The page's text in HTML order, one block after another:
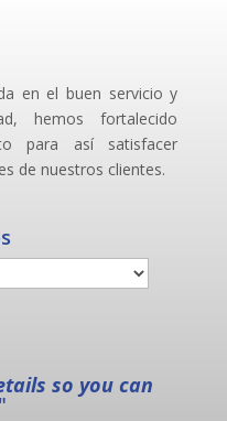
en el buen servicio y
hemos fortalecido
para así satisfacer
de nuestros clientes.
so you can